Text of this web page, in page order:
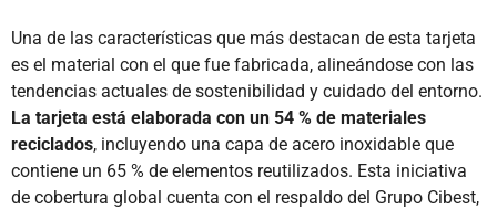
Una de las características que más destacan de esta tarjeta
es el material con el que fue fabricada, alineándose con las
tendencias actuales de sostenibilidad y cuidado del entorno.
La tarjeta está elaborada con un 54 % de materiales
reciclados, incluyendo una capa de acero inoxidable que
contiene un 65 % de elementos reutilizados. Esta iniciativa
de cobertura global cuenta con el respaldo del Grupo Cibest,